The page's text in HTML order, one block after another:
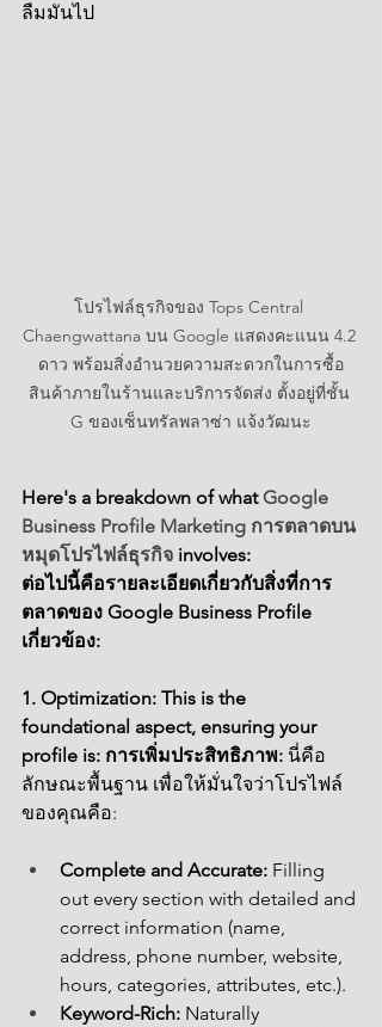
ลืมมันไป
โปรไฟล์ธุรกิจของ Tops Central
Chaengwattana บน Google แสดงคะแนน 4.2
ดาว พร้อมสิ่งอำนวยความสะดวกในการซื้อ
สินค้าภายในร้านและบริการจัดส่ง ตั้งอยู่ที่ชั้น
G ของเซ็นทรัลพลาซ่า แจ้งวัฒนะ
Here's a breakdown of what Google
Business Profile Marketing การตลาดบน
หมุดโปรไฟล์ธุรกิจ involves:
ต่อไปนี้คือรายละเอียดเกี่ยวกับสิ่งที่การ
ตลาดของ Google Business Profile
เกี่ยวข้อง:
1. Optimization: This is the
foundational aspect, ensuring your
profile is: การเพิ่มประสิทธิภาพ: นี่คือ
ลักษณะพื้นฐาน เพื่อให้มั่นใจว่าโปรไฟล์
ของคุณคือ:
Complete and Accurate: Filling
out every section with detailed and
correct information (name,
address, phone number, website,
hours, categories, attributes, etc.).
Keyword-Rich: Naturally